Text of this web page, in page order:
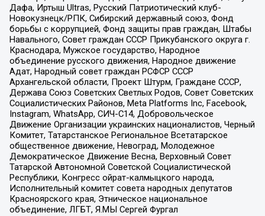
Дафа, Иртыш Ultras, Русский Патриотический клуб-
Новокузнецк/РПК, Сибирский державный союз, Фонд
борьбы с коррупцией, Фонд защиты прав граждан, Штабы
Навального, Совет граждан СССР Прикубанского округа г.
Краснодара, Мужское государство, Народное
объединение русского движения, Народное движение
Адат, Народный совет граждан РСФСР СССР
Архангельской области, Проект Штурм, Граждане СССР,
Держава Союз Советских Светлых Родов, Совет Советских
Социалистических Районов, Meta Platforms Inc, Facebook,
Instagram, WhatsApp, СИЧ-С14, Добровольческое
Движение Организации украинских националистов, Черный
Комитет, Татарстанское Региональное Всетатарское
общественное движение, Невоград, Молодежное
Демократическое Движение Весна, Верховный Совет
Татарской Автономной Советской Социалистической
Республики, Конгресс ойрат-калмыцкого народа,
Исполнительный комитет совета народных депутатов
Красноярского края, Этническое национальное
объединение, ЛГБТ, Я.МЫ Сергей Фургал